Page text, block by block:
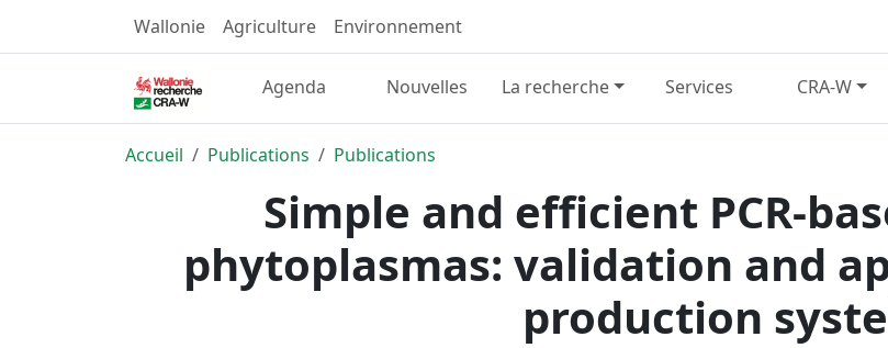
Wallonie Agriculture Environnement
Agenda Nouvelles La recherche Services CRA-W
Accueil Publications Publications
Simple and efficient PCR-
phytoplasmas: validation and
production